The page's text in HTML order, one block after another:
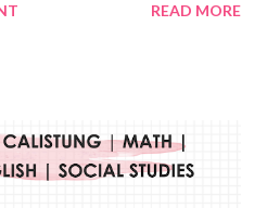
berbeda tentunya akan
cat akrilik, atau cat minyak dengan
memberikan sapuan warna
READ MORE